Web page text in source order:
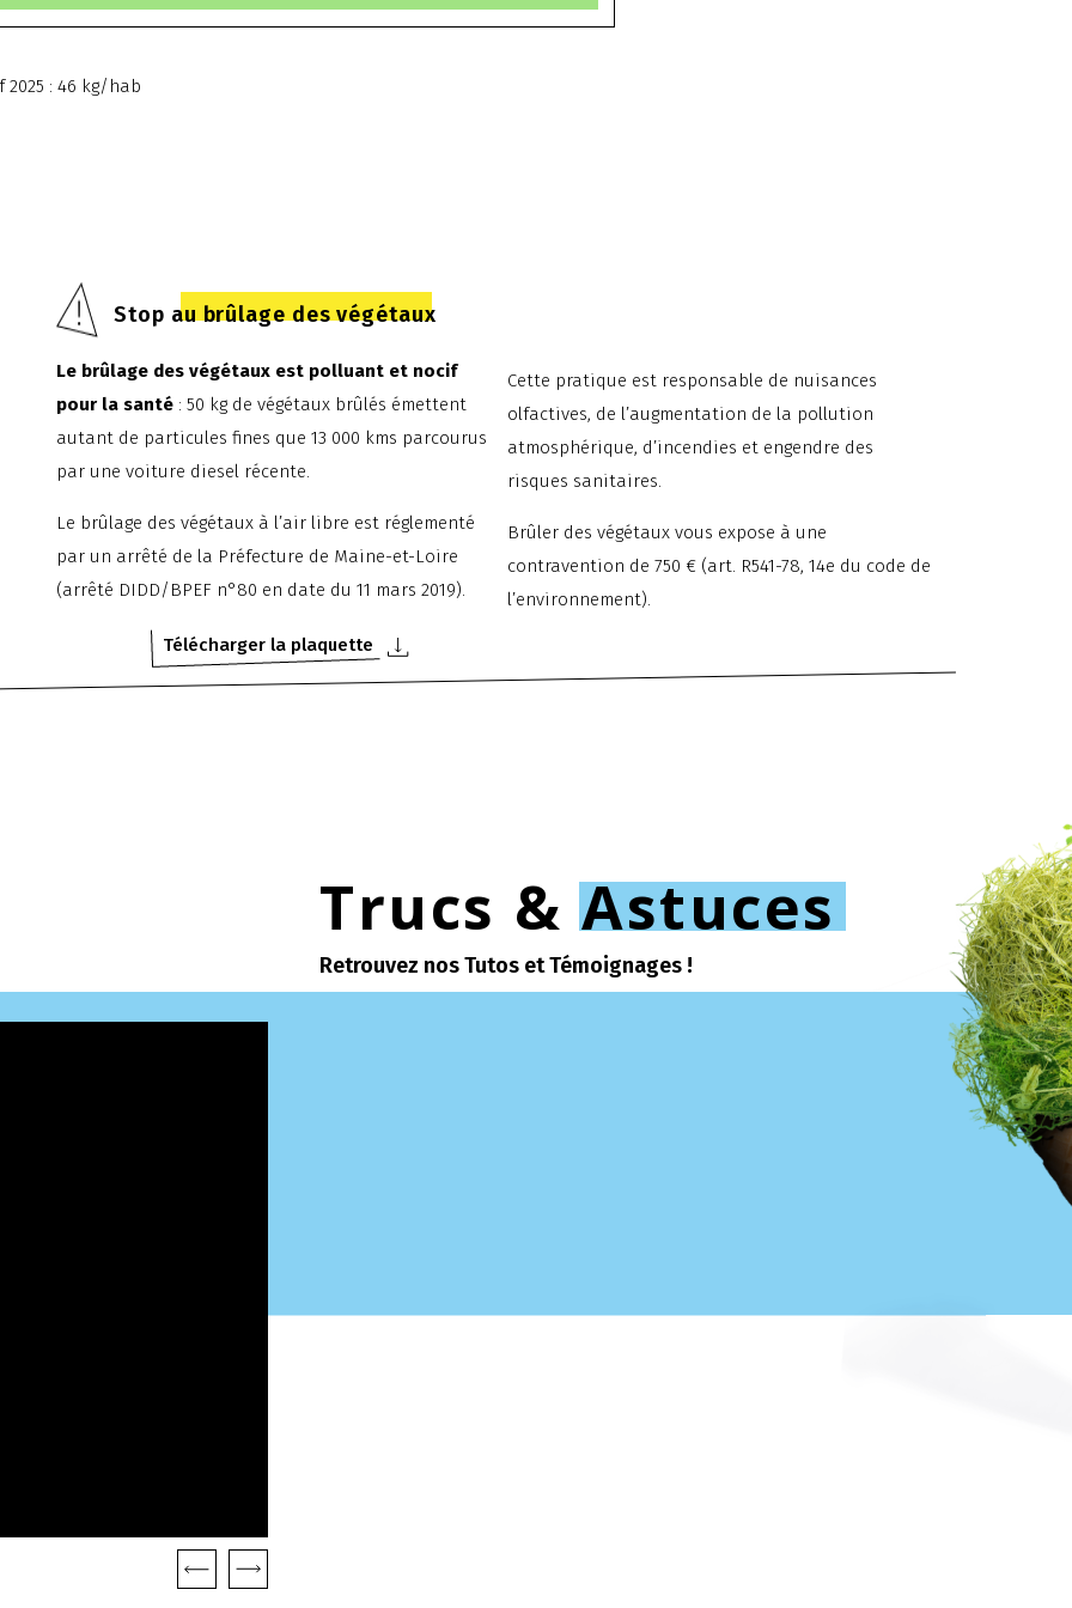
2025 : 46 kg/hab
Stop au brûlage des végétaux
Le brûlage des végétaux est polluant et nocif
pour la santé : 50 kg de végétaux brûlés émettent
autant de particules fines que 13 000 kms parcourus
par une voiture diesel récente.
Le brûlage des végétaux à l’air libre est réglementé
par un arrêté de la Préfecture de Maine-et-Loire
(arrêté DIDD/BPEF n°80 en date du 11 mars 2019).
Cette pratique est responsable de nuisances
olfactives, de l’augmentation de la pollution
atmosphérique, d’incendies et engendre des
risques sanitaires.
Brûler des végétaux vous expose à une
contravention de 750 € (art. R541-78, 14e du code de
l’environnement).
Télécharger la plaquette
Trucs & Astuces
Retrouvez nos Tutos et Témoignages !